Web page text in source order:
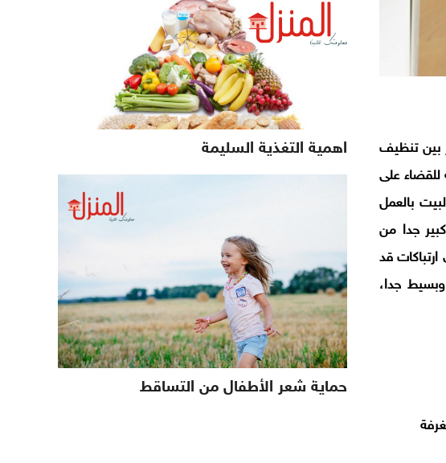
بين تنظيف
للقضاء على
بالعمل
جدا من
قد
جدا،
اهمية التغذية السليمة
حماية شعر الأطفال من التساقط